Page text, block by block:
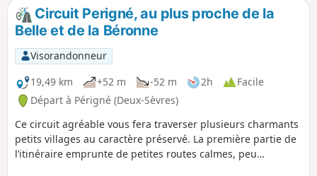
Circuit Perigné, au plus proche de la
Belle et de la Béronne
Visorandonneur
19,49 km
+52 m -52 m 2h
Facile
Départ à Périgné (Deux-Sèvres)
Ce circuit agréable vous fera traverser plusieurs charmants
petits villages au caractère préservé. La première partie de
l’itinéraire emprunte de petites routes calmes, peu